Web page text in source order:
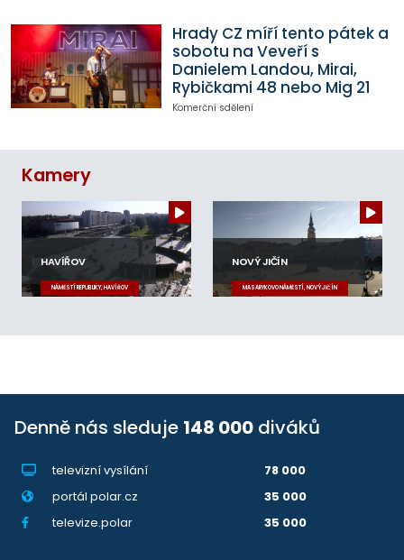
Hrady CZ míří tento pátek a
sobotu na Veveří s
Danielem Landou, Mirai,
Rybičkami 48 nebo Mig 21
Komerční sdělení
Kamery
HAVÍŘOV
NÁMĚSTÍ REPUBLIKY, HAVÍŘOV
NOVÝ JIČÍN
MASARYKOVO NÁMĚSTÍ, NOVÝ JIČÍN
Denně nás sleduje 148 000 diváků
televizní vysílání
78 000
portál polar.cz
35 000
televize.polar
35 000